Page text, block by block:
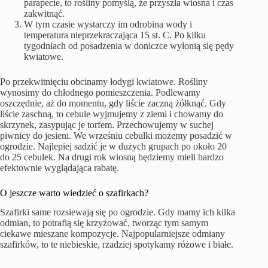
parapecie, to rośliny pomyślą, że przyszła wiosna i czas
zakwitnąć.
W tym czasie wystarczy im odrobina wody i
temperatura nieprzekraczająca 15 st. C. Po kilku
tygodniach od posadzenia w doniczce wyłonią się pędy
kwiatowe.
Po przekwitnięciu obcinamy łodygi kwiatowe. Rośliny
wynosimy do chłodnego pomieszczenia. Podlewamy
oszczędnie, aż do momentu, gdy liście zaczną żółknąć. Gdy
liście zaschną, to cebule wyjmujemy z ziemi i chowamy do
skrzynek, zasypując je torfem. Przechowujemy w suchej
piwnicy do jesieni. We wrześniu cebulki możemy posadzić w
ogrodzie. Najlepiej sadzić je w dużych grupach po około 20
do 25 cebulek. Na drugi rok wiosną będziemy mieli bardzo
efektownie wyglądająca rabatę.
O jeszcze warto wiedzieć o szafirkach?
Szafirki same rozsiewają się po ogrodzie. Gdy mamy ich kilka
odmian, to potrafią się krzyżować, tworząc tym samym
ciekawe mieszane kompozycje. Najpopularniejsze odmiany
szafirków, to te niebieskie, rzadziej spotykamy różowe i białe.